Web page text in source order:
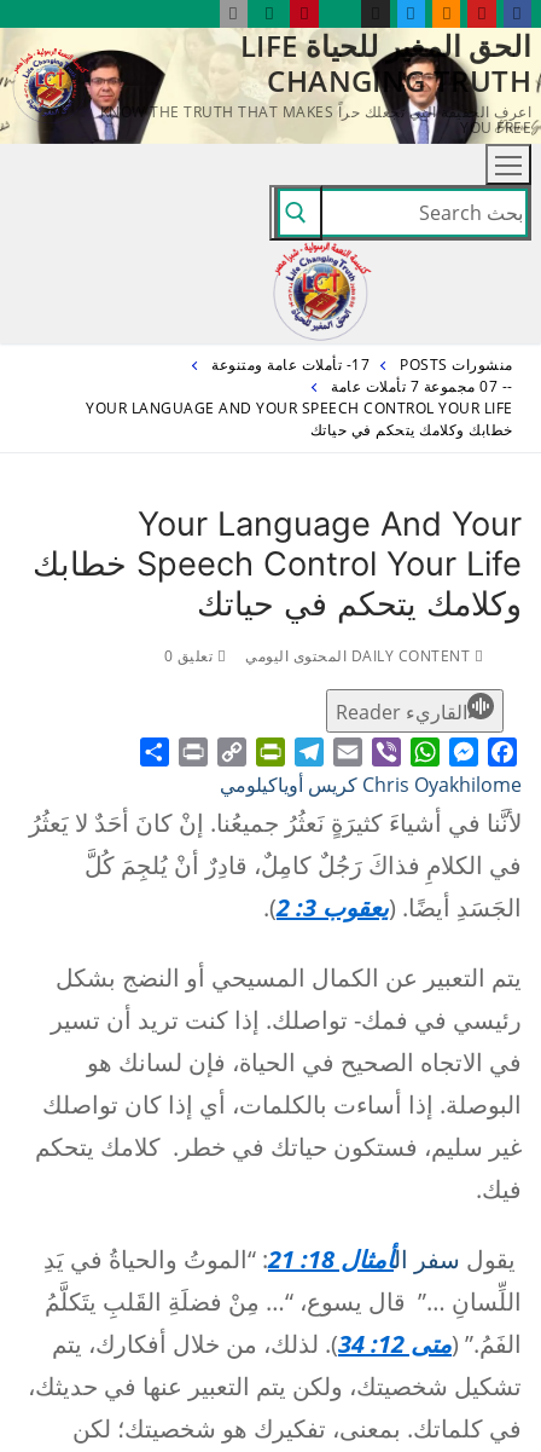
التجاوز
إلى
المحتوى
الحق المغير للحياة LIFE
CHANGING TRUTH
اعرف الحقيقة التي تجعلك حراً KNOW THE TRUTH THAT MAKES
YOU FREE
البحث
عن:
منشورات POSTS
17- تأملات عامة ومتنوعة
-- 07 مجموعة 7 تأملات عامة
YOUR LANGUAGE AND YOUR SPEECH CONTROL YOUR LIFE
خطابك وكلامك يتحكم في حياتك
Your Language And Your
Speech Control Your Life خطابك
وكلامك يتحكم في حياتك
تعليق 0
القاريء Reader
Facebook
Messenger
WhatsApp
Viber
Email
Telegram
PrintFriendly
Copy
Link
Chris Oyakhilome كريس أوياكيلومي
لأنَّنا في أشياءَ كثيرَةٍ نَعثُرُ جميعُنا. إنْ كانَ أحَدٌ لا يَعثُرُ
في الكلامِ فذاكَ رَجُلٌ كامِلٌ، قادِرٌ أنْ يُلجِمَ كُلَّ
الجَسَدِ أيضًا. (يعقوب 3: 2 ).
يتم التعبير عن الكمال المسيحي أو النضج بشكل
رئيسي في فمك- تواصلك. إذا كنت تريد أن تسير
في الاتجاه الصحيح في الحياة، فإن لسانك هو
البوصلة. إذا أساءت بالكلمات، أي إذا كان تواصلك
غير سليم، فستكون حياتك في خطر. كلامك يتحكم
فيك.
يقول سفر الأمثال 18: 21
: “الموتُ والحياةُ في يَدِ
اللِّسانِ …” قال يسوع، “… مِنْ فضلَةِ القَلبِ يتَكلَّمُ
الفَمُ.” (متى 12: 34
). لذلك، من خلال أفكارك، يتم
تشكيل شخصيتك، ولكن يتم التعبير عنها في حديثك،
في كلماتك. بمعنى، تفكيرك هو شخصيتك؛ لكن